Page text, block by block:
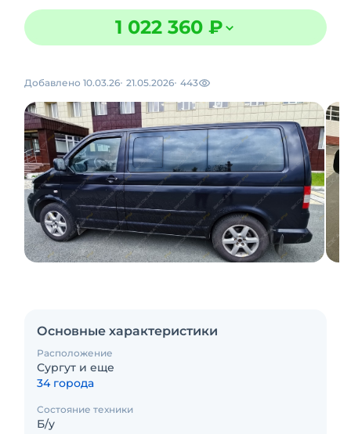
1 022 360 ₽
Добавлено 10.03.26 21.05.2026 443
Основные характеристики
Расположение
Сургут и еще
34 города
Состояние техники
Б/у